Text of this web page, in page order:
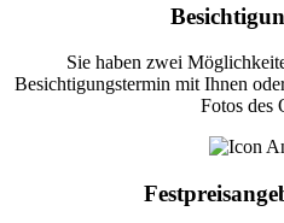
Sie haben zwei
Besichtigungstermin mit Ihnen
Fotos des